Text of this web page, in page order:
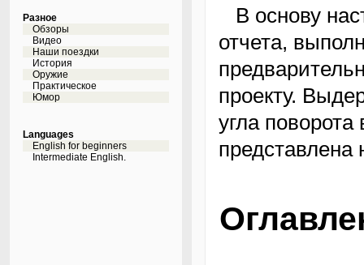
Разное
Обзоры
Видео
Наши поездки
История
Оружие
Практическое
Юмор
Languages
English for beginners
Intermediate English.
В основу настоящей статьи легли материалы из
отчета,
проекту.
угла
представлена